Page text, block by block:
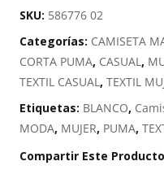
LOGO
SKU: 586776 02
Categorías: CAMISETA
CORTA PUMA, CASUAL,
TEXTIL CASUAL,TEXTIL
Etiquetas: BLANCO,
MODA, MUJER, PUMA,
Compartir Este Producto